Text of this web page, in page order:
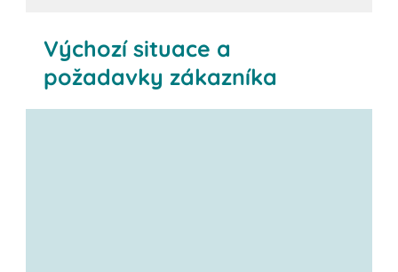
Výchozí situace a
požadavky zákazníka